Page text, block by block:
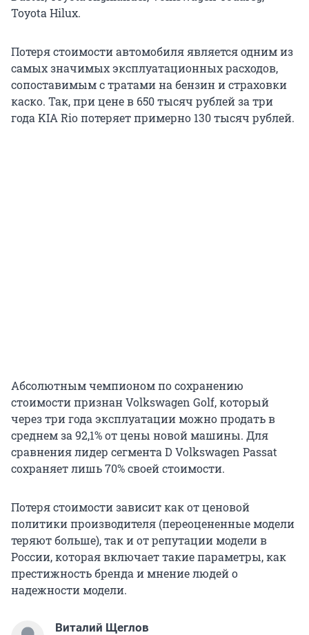
Toyota Hilux.
Потеря стоимости автомобиля является одним из
самых значимых эксплуатационных расходов,
сопоставимым с тратами на бензин и страховки
каско. Так, при цене в 650 тысяч рублей за три
года KIA Rio потеряет примерно 130 тысяч рублей.
Абсолютным чемпионом по сохранению
стоимости признан Volkswagen Golf, который
через три года эксплуатации можно продать в
среднем за 92,1% от цены новой машины. Для
сравнения лидер сегмента D Volkswagen Passat
сохраняет лишь 70% своей стоимости.
Потеря стоимости зависит как от ценовой
политики производителя (переоцененные модели
теряют больше), так и от репутации модели в
России, которая включает такие параметры, как
престижность бренда и мнение людей о
надежности модели.
Виталий Щеглов